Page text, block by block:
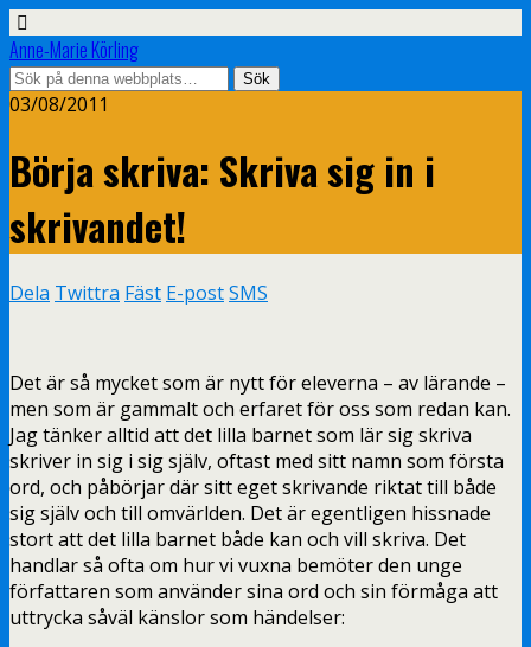
Anne-Marie Körling
03/08/2011
Börja skriva: Skriva sig in i
skrivandet!
Dela Twittra Fäst E-postSMS
Det är så mycket som är nytt för eleverna – av lärande –
men som är gammalt och erfaret för oss som redan kan.
Jag tänker alltid att det lilla barnet som lär sig skriva
skriver in sig i sig själv, oftast med sitt namn som första
ord, och påbörjar där sitt eget skrivande riktat till både
sig själv och till omvärlden. Det är egentligen hissnade
stort att det lilla barnet både kan och vill skriva. Det
handlar så ofta om hur vi vuxna bemöter den unge
författaren som använder sina ord och sin förmåga att
uttrycka såväl känslor som händelser: